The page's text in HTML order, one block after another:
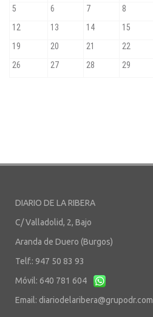
DIARIO DE LA RIBERA
C/ Valladolid, 2, Bajo
Aranda de Duero (Burgos)
Telf.: 947 50 83 93
Móvil: 640 781 604
Email: diariodelaribera@grupodr.com